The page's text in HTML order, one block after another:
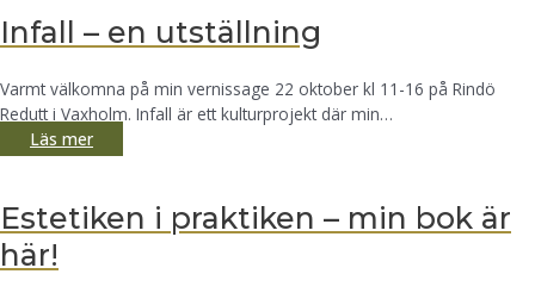
Infall – en utställning
Varmt välkomna på min vernissage 22 oktober kl 11-16 på Rindö
Redutt i Vaxholm. Infall är ett kulturprojekt där min…
Läs mer
Estetiken i praktiken – min bok är
här!